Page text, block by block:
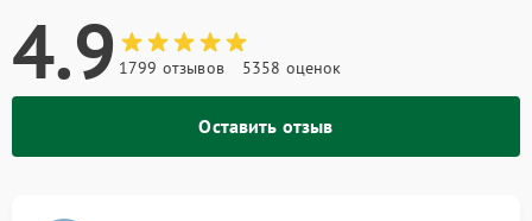
4.9 1799 отзывов 5358 оценок
Оставить отзыв